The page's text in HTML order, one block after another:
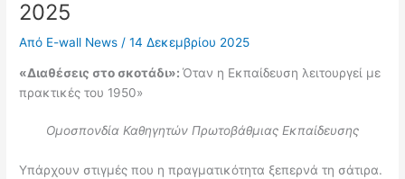
2025
Από E-wall News /14 Δεκεμβρίου 2025
«Διαθέσεις στο σκοτάδι»:Όταν η Εκπαίδευση λειτουργεί με
πρακτικές του 1950»
Ομοσπονδία Καθηγητών Πρωτοβάθμιας Εκπαίδευσης
Υπάρχουν στιγμές που η πραγματικότητα ξεπερνά τη σάτιρα.